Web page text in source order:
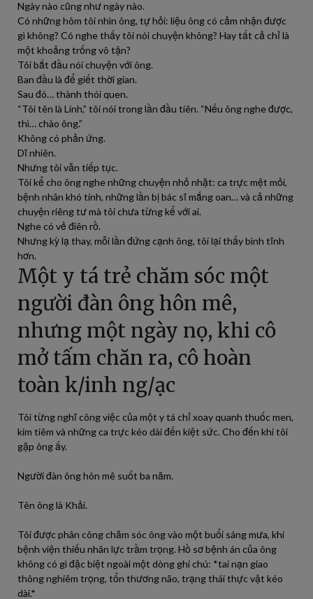
Ngày nào cũng như ngày nào.
Có những hôm tôi nhìn ông, tự hỏi: liệu ông có cảm nhận được
gì không? Có nghe thấy tôi nói chuyện không? Hay tất cả chỉ là
một khoảng trống vô tận?
Tôi bắt đầu nói chuyện với ông.
Ban đầu là để giết thời gian.
Sau đó… thành thói quen.
“Tôi tên là Linh,” tôi nói trong lần đầu tiên. “Nếu ông nghe được,
thì… chào ông.”
Không có phản ứng.
Dĩ nhiên.
Nhưng tôi vẫn tiếp tục.
Tôi kể cho ông nghe những chuyện nhỏ nhặt: ca trực mệt mỏi,
bệnh nhân khó tính, những lần bị bác sĩ mắng oan… và cả những
chuyện riêng tư mà tôi chưa từng kể với ai.
Nghe có vẻ điên rồ.
Nhưng kỳ lạ thay, mỗi lần đứng cạnh ông, tôi lại thấy bình tĩnh
hơn.
Một y tá trẻ chăm sóc một
người đàn ông hôn mê,
nhưng một ngày nọ, khi cô
mở tấm chăn ra, cô hoàn
toàn k/inh ng/ạc
Tôi từng nghĩ công việc của một y tá chỉ xoay quanh thuốc men,
kim tiêm và những ca trực kéo dài đến kiệt sức. Cho đến khi tôi
gặp ông ấy.
Người đàn ông hôn mê suốt ba năm.
Tên ông là Khải.
Tôi được phân công chăm sóc ông vào một buổi sáng mưa, khi
bệnh viện thiếu nhân lực trầm trọng. Hồ sơ bệnh án của ông
không có gì đặc biệt ngoài một dòng ghi chú: *tai nạn giao
thông nghiêm trọng, tổn thương não, trạng thái thực vật kéo
dài.*